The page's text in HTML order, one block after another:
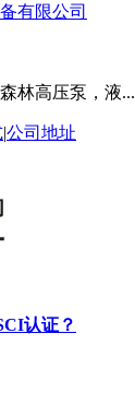
有限公司
林高压泵，液...
|公司地址
认证？